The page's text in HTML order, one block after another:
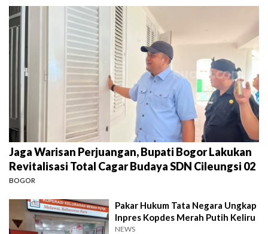
Jaga Warisan Perjuangan, Bupati Bogor Lakukan
Revitalisasi Total Cagar Budaya SDN Cileungsi 02
BOGOR
Pakar Hukum Tata Negara Ungkap
Inpres Kopdes Merah Putih Keliru
NEWS